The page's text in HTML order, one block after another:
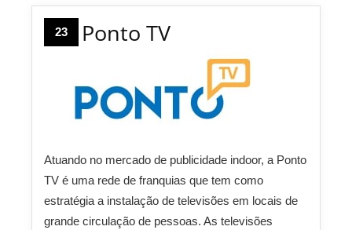
23 Ponto TV
Atuando no mercado de publicidade indoor, a Ponto
TV é uma rede de franquias que tem como
estratégia a instalação de televisões em locais de
grande circulação de pessoas. As televisões